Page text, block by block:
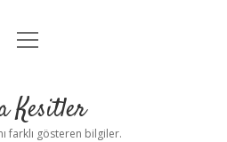
Anasayfa
Uyarı
menüyü
Kesitler
farklı gösteren bilgiler.